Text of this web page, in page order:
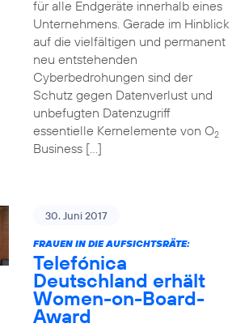
für alle Endgeräte innerhalb eines
Unternehmens. Gerade im Hinblick
auf die vielfältigen und permanent
neu entstehenden
Cyberbedrohungen sind der
Schutz gegen Datenverlust und
unbefugten Datenzugriff
essentielle Kernelemente von O2
Business […]
30. Juni 2017
FRAUEN IN DIE AUFSICHTSRÄTE:
Telefónica
Deutschland erhält
Women-on-Board-
Award